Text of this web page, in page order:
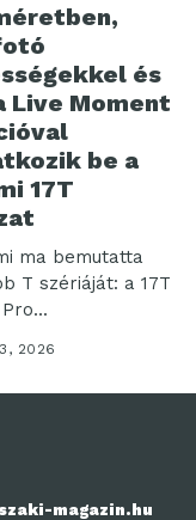
és
Live Moment
be a
17T
ma bemutatta
T szériáját: a 17T
2026
magazin.hu